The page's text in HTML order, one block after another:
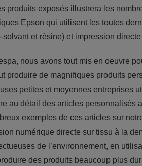
produits exposés illustrera les
Epson qui utilisent les toutes
et résine) et impression
nous avons tout mis en oeuvre
produire de magnifiques produits
petites et moyennes entreprises
au détail des articles personnalisés
exemples de ces articles sur
numérique directe sur tissu à la
de l’environnement, en
des produits beaucoup plus